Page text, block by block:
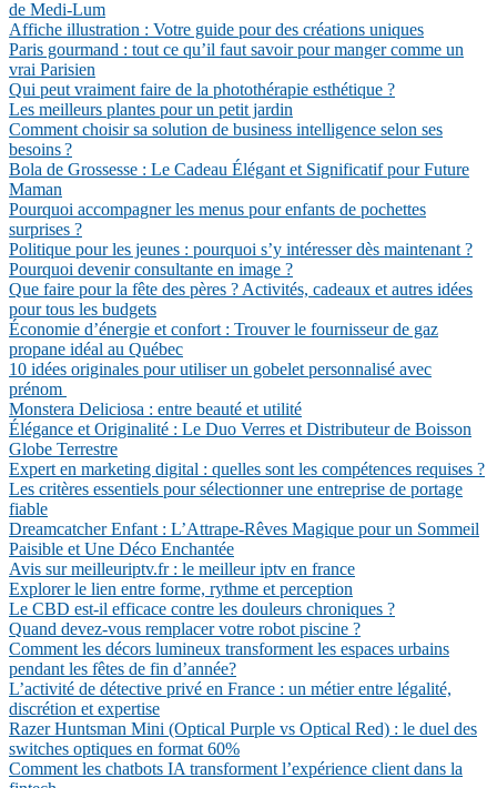
de Medi-Lum
Affiche illustration : Votre guide pour des créations uniques
Paris gourmand : tout ce qu’il faut savoir pour manger comme un
vrai Parisien
Qui peut vraiment faire de la photothérapie esthétique ?
Les meilleurs plantes pour un petit jardin
Comment choisir sa solution de business intelligence selon ses
besoins ?
Bola de Grossesse : Le Cadeau Élégant et Significatif pour Future
Maman
Pourquoi accompagner les menus pour enfants de pochettes
surprises ?
Politique pour les jeunes : pourquoi s’y intéresser dès maintenant ?
Pourquoi devenir consultante en image ?
Que faire pour la fête des pères ? Activités, cadeaux et autres idées
pour tous les budgets
Économie d’énergie et confort : Trouver le fournisseur de gaz
propane idéal au Québec
10 idées originales pour utiliser un gobelet personnalisé avec
prénom
Monstera Deliciosa : entre beauté et utilité
Élégance et Originalité : Le Duo Verres et Distributeur de Boisson
Globe Terrestre
Expert en marketing digital : quelles sont les compétences requises ?
Les critères essentiels pour sélectionner une entreprise de portage
fiable
Dreamcatcher Enfant : L’Attrape-Rêves Magique pour un Sommeil
Paisible et Une Déco Enchantée
Avis sur meilleuriptv.fr : le meilleur iptv en france
Explorer le lien entre forme, rythme et perception
Le CBD est-il efficace contre les douleurs chroniques ?
Quand devez-vous remplacer votre robot piscine ?
Comment les décors lumineux transforment les espaces urbains
pendant les fêtes de fin d’année?
L’activité de détective privé en France : un métier entre légalité,
discrétion et expertise
Razer Huntsman Mini (Optical Purple vs Optical Red) : le duel des
switches optiques en format 60%
Comment les chatbots IA transforment l’expérience client dans la